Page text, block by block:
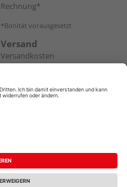
Rechnung*
*Bonität vorausgesetzt
Versand
Versandkosten
Widerruf
Datenschutz
Vertrag widerrufen